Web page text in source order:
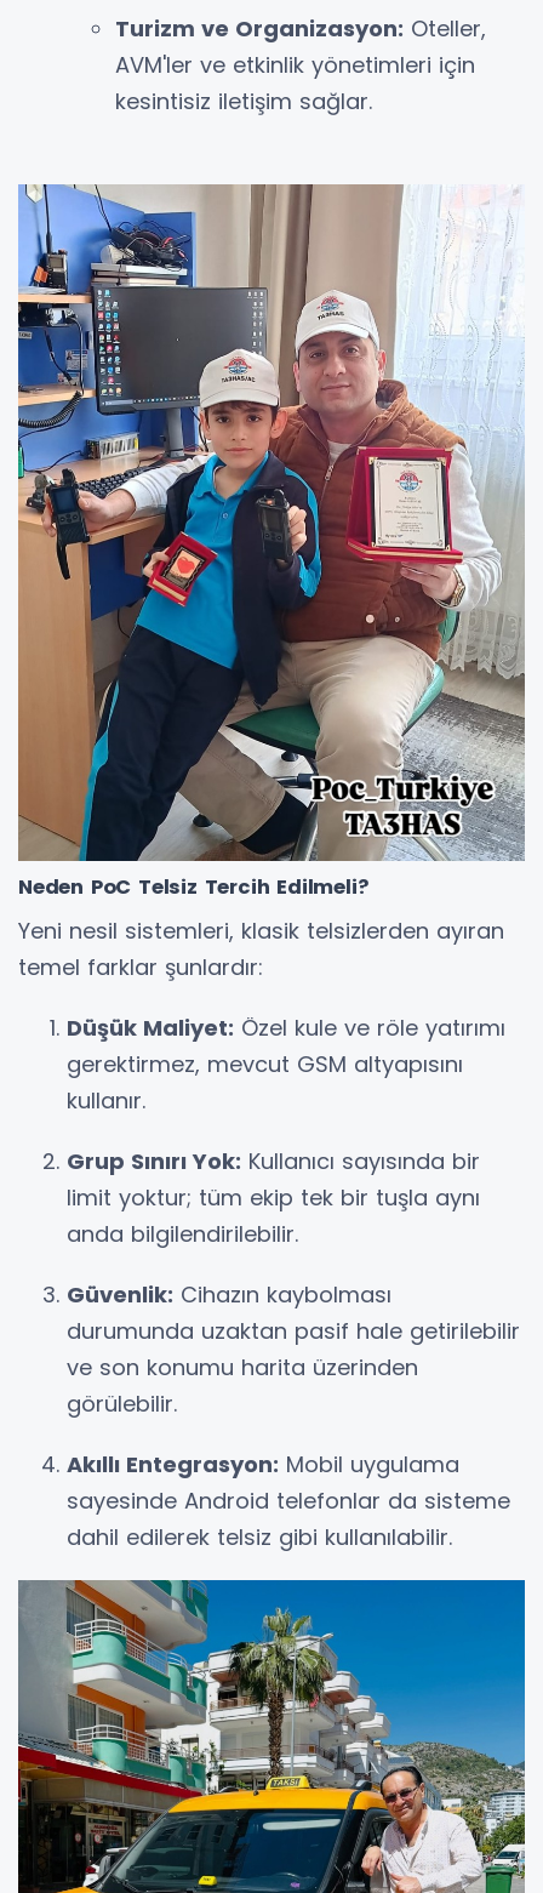
Turizm ve Organizasyon: Oteller,
AVM'ler ve etkinlik yönetimleri için
kesintisiz iletişim sağlar.
Neden PoC Telsiz Tercih Edilmeli?
Yeni nesil sistemleri, klasik telsizlerden ayıran
temel farklar şunlardır:
Düşük Maliyet: Özel kule ve röle yatırımı
gerektirmez, mevcut GSM altyapısını
kullanır.
Grup Sınırı Yok: Kullanıcı sayısında bir
limit yoktur; tüm ekip tek bir tuşla aynı
anda bilgilendirilebilir.
Güvenlik: Cihazın kaybolması
durumunda uzaktan pasif hale getirilebilir
ve son konumu harita üzerinden
görülebilir.
Akıllı Entegrasyon: Mobil uygulama
sayesinde Android telefonlar da sisteme
dahil edilerek telsiz gibi kullanılabilir.